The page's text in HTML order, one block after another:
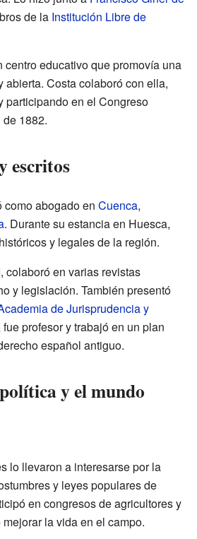
de la Institución Libre de
centro educativo que promovía una
abierta. Costa colaboró con ella,
participando en el Congreso
1882.
escritos
abogado en Cuenca,
. Durante su estancia en Huesca,
y legales de la región.
colaboró en varias revistas
y legislación. También presentó
de Jurisprudencia y
fue profesor y trabajó en un plan
español antiguo.
y el mundo
lo llevaron a interesarse por la
y leyes populares de
en congresos de agricultores y
la vida en el campo.